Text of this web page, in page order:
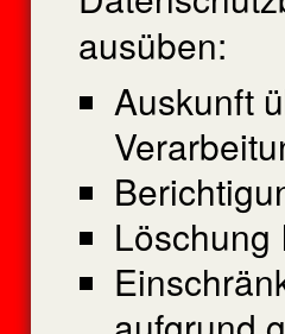
ausüben:
Auskunft
Löschung